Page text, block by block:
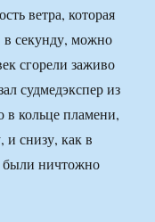
ветра, которая
в секунду, можно
сгорели заживо
судмедэкспер из
кольце пламени,
и снизу, как в
ничтожно